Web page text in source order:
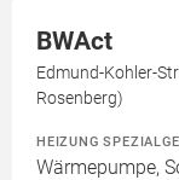
BWAct
Edmund-Kohler-
Rosenberg)
HEIZUNG
Wärmepumpe,